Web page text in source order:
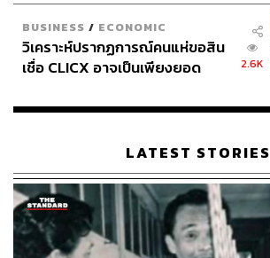
BUSINESS / ECONOMIC
วิเคราะห์ปรากฏการณ์คนแห่ขอสิน
เชื่อ CLICX อาจเป็นเพียงยอด
เรือนไทยที่ถูกซุกไว้
2.6K
LATEST STORIES